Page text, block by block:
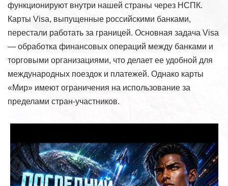
функционируют внутри нашей страны через НСПК.
Карты Visa, выпущенные российскими банками,
перестали работать за границей. Основная задача Visa
— обработка финансовых операций между банками и
торговыми организациями, что делает ее удобной для
международных поездок и платежей. Однако карты
«Мир» имеют ограничения на использование за
пределами стран-участников.